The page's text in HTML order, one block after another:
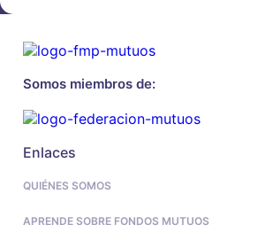
Somos miembros de:
Enlaces
QUIÉNES SOMOS
APRENDE SOBRE FONDOS MUTUOS